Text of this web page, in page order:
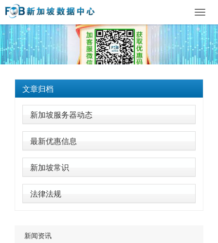
文章归档
新加坡服务器动态
最新优惠信息
新加坡常识
法律法规
新闻资讯